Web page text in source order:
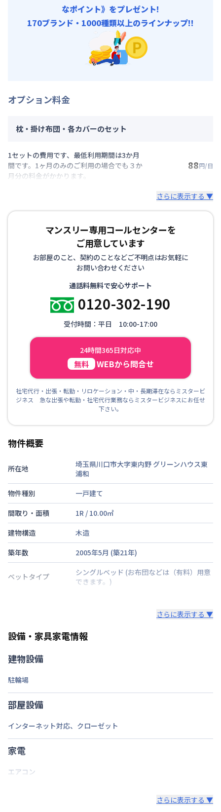
なポイント》をプレゼント!
170ブランド・1000種類以上のラインナップ!!
オプション料金
枕・掛け布団・各カバーのセット
1セットの費用です、最低利用期間は3か月
間です。1ヶ月のみのご利用の場合でも３か
月分の料金がかかります。
88円/日
さらに表示する ▼
マンスリー専用コールセンターを
ご用意しています
お部屋のこと、契約のことなどご不明点はお気軽に
お問い合わせください
通話料無料で安心サポート
0120-302-190
受付時間：平日 10:00-17:00
24時間365日対応中
無料 WEBから問合せ
社宅代行・出張・転勤・リロケーション・中・長期滞在ならミスタービ
ジネス 急な出張や転勤・社宅代行業務ならミスタービジネスにお任せ
下さい。
物件概要
所在地 埼玉県川口市大字東内野 グリーンハウス東
浦和
物件種別
一戸建て
間取り・面積
1R / 10.00㎡
建物構造
木造
築年数
2005年5月 (築21年)
ベットタイプ シングルベッド (お布団などは（有料）用意
できます。)
部屋の向き
西
禁煙・喫煙
交通
定員
最大1台
敷地内駐車場
次回更新日
さらに表示する ▼
設備・家具家電情報
建物設備
駐輪場
部屋設備
インターネット対応、 クローゼット
家電
エアコン
さらに表示する ▼